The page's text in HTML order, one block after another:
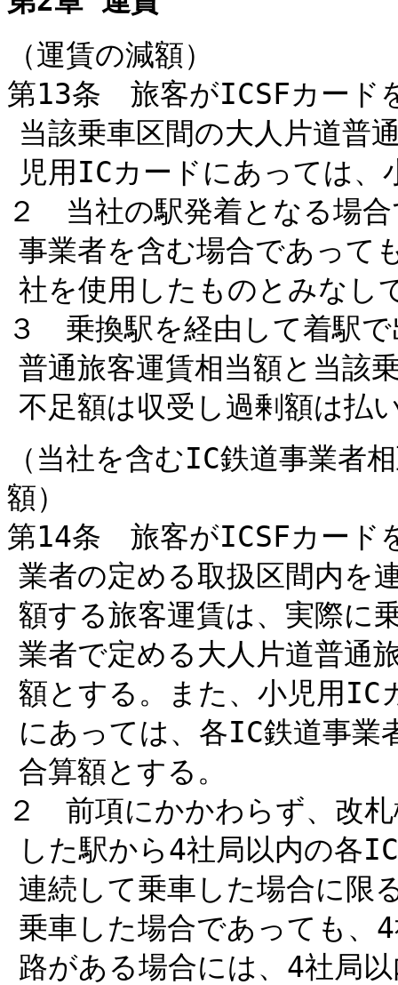
（運賃の減額）
第13条 旅客がICSFカード
当該乗車区間の大人片道普
児用ICカードにあっては、
２ 当社の駅発着となる場
事業者を含む場合であって
社を使用したものとみなし
３ 乗換駅を経由して着駅
普通旅客運賃相当額と当該
不足額は収受し過剰額は払
（当社を含むIC鉄道事業者
額）
第14条 旅客がICSFカード
業者の定める取扱区間内を
額する旅客運賃は、実際に
業者で定める大人片道普通
額とする。また、小児用IC
にあっては、各IC鉄道事業
合算額とする。
２ 前項にかかわらず、改
した駅から4社局以内の各
連続して乗車した場合に限
乗車した場合であっても、
路がある場合には、4社局